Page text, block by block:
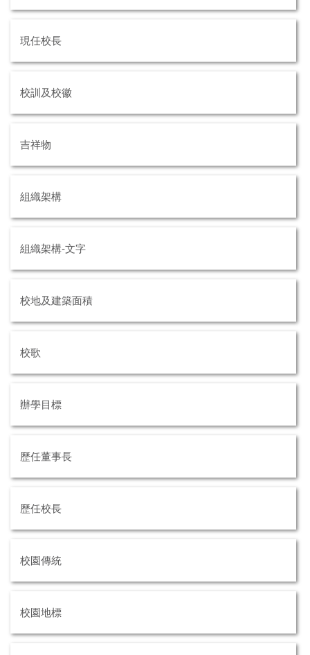
現任校長
校訓及校徽
吉祥物
組織架構
組織架構-文字
校地及建築面積
校歌
辦學目標
歷任董事長
歷任校長
校園傳統
校園地標